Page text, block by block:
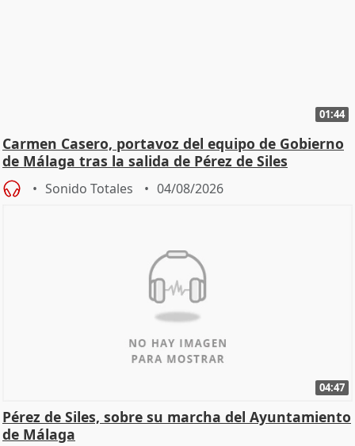
01:44
Carmen Casero, portavoz del equipo de Gobierno
de Málaga tras la salida de Pérez de Siles
Sonido Totales 04/08/2026
04:47
Pérez de Siles, sobre su marcha del Ayuntamiento
de Málaga